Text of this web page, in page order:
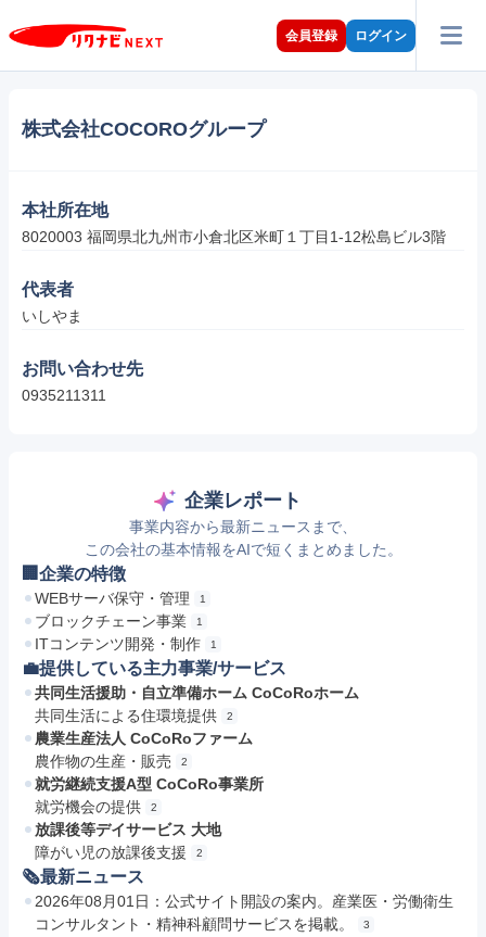
会員登録 ログイン
株式会社COCOROグループ
本社所在地
8020003 福岡県北九州市小倉北区米町１丁目1-12松島ビル3階
代表者
いしやま
お問い合わせ先
0935211311
企業レポート
事業内容から最新ニュースまで、
この会社の基本情報をAIで短くまとめました。
🏢企業の特徴
WEBサーバ保守・管理 1
ブロックチェーン事業 1
ITコンテンツ開発・制作 1
💼提供している主力事業/サービス
共同生活援助・自立準備ホーム CoCoRoホーム
共同生活による住環境提供
2
農業生産法人 CoCoRoファーム
農作物の生産・販売
2
就労継続支援A型 CoCoRo事業所
就労機会の提供
2
放課後等デイサービス 大地
障がい児の放課後支援
2
🗞最新ニュース
2026年08月01日：公式サイト開設の案内。産業医・労働衛生
コンサルタント・精神科顧問サービスを掲載。
3